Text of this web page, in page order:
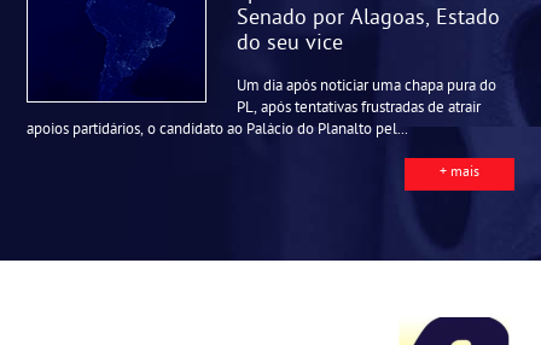
Senado por Alagoas, Estado
do seu vice
Um dia após noticiar uma chapa pura do
PL, após tentativas frustradas de atrair
apoios partidários, o candidato ao Palácio do Planalto pel...
+ mais